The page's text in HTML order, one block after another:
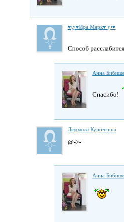
♥ღ♥Ира Марк♥ ღ♥
Способ
Анна
Спасибо!
Людмила Курочкина
@->-
Анна